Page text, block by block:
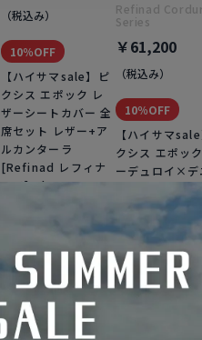
（税込み）
10％OFF
【ハイサマsale】ピ
クシス エポック レ
ザーシートカバー 全
席セット レザー+ア
ルカンターラ
[Refinad レフィナ
ード] Alcantara
Refinad
Series
￥61,200
（税込み）
10％OFF
【ハイサマ
クシス エポッ
ーデュロイ×デ
ット [Refinad
ィナード]
もっと見る（